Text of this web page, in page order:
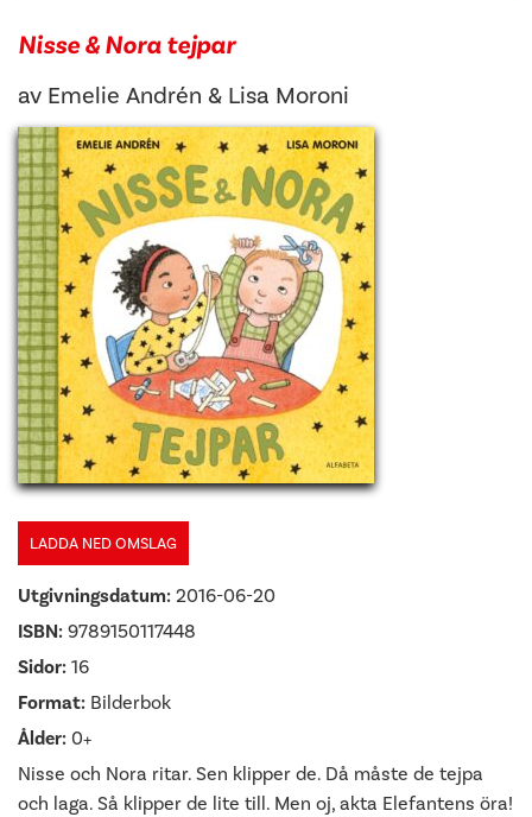
Nisse & Nora tejpar
av Emelie Andrén & Lisa Moroni
LADDA NED OMSLAG
Utgivningsdatum: 2016-06-20
ISBN: 9789150117448
Sidor: 16
Format: Bilderbok
Ålder: 0+
Nisse och Nora ritar. Sen klipper de. Då måste de tejpa
och laga. Så klipper de lite till. Men oj, akta Elefantens öra!